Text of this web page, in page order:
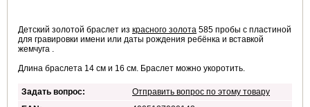
Детский золотой браслет из красного золота 585 пробы с пластиной
для гравировки имени или даты рождения ребёнка и вставкой
жемчуга .
Длина браслета 14 см и 16 см. Браслет можно укоротить.
Задать вопрос:
Отправить вопрос по этому товару